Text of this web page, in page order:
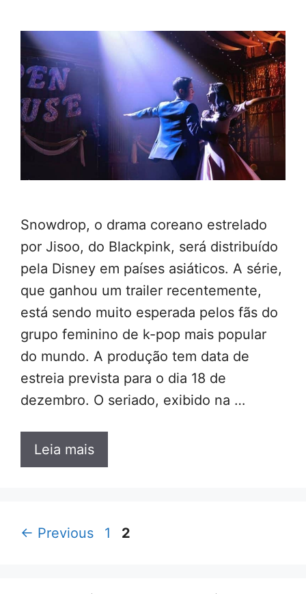
Snowdrop, o drama coreano estrelado
por Jisoo, do Blackpink, será distribuído
pela Disney em países asiáticos. A série,
que ganhou um trailer recentemente,
está sendo muito esperada pelos fãs do
grupo feminino de k-pop mais popular
do mundo. A produção tem data de
estreia prevista para o dia 18 de
dezembro. O seriado, exibido na …
Leia mais
← Previous Page
1 Page
2